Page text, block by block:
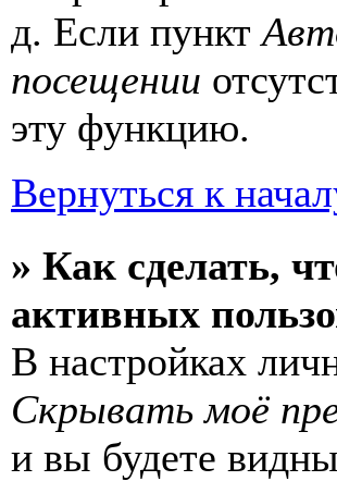
д. Если пункт
посещении
эту функцию.
Вернуться к
» Как сделать,
активных
В настройках
Скрывать моё
и вы будете